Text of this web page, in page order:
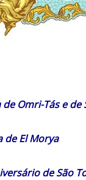
Omri-Tás e de
El Morya
de São